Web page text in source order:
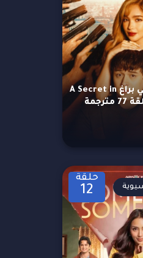
مسلسل سر في براغ A Secret in
حلقة
12